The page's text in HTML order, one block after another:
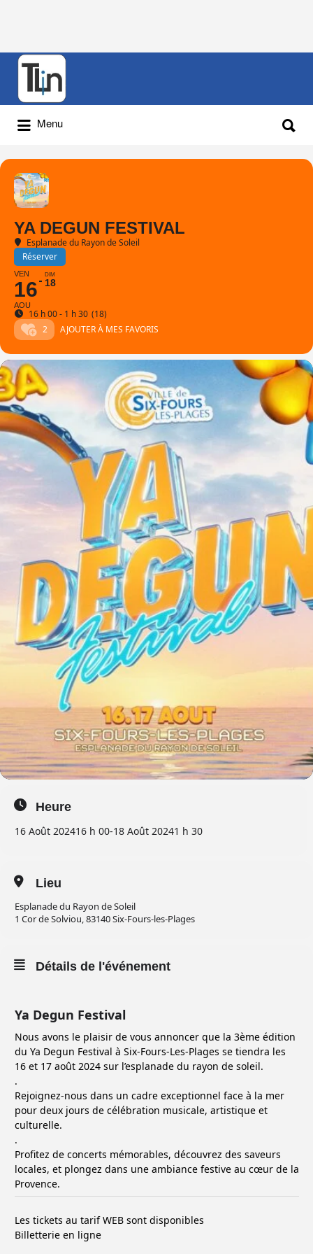
Rechercher
Menu
YA DEGUN FESTIVAL
Esplanade du Rayon de Soleil
Réserver
VEN
16
AOU
DIM
18
16 h 00 - 1 h 30 (18)
2
AJOUTER À MES FAVORIS
Heure
16 Août 202416 h 00-18 Août 20241 h 30
Lieu
Esplanade du Rayon de Soleil
1 Cor de Solviou, 83140 Six-Fours-les-Plages
Détails de l'événement
Ya Degun Festival
Nous avons le plaisir de vous annoncer que la 3ème édition
du Ya Degun Festival à Six-Fours-Les-Plages se tiendra les
16 et 17 août 2024 sur l’esplanade du rayon de soleil.
.
Rejoignez-nous dans un cadre exceptionnel face à la mer
pour deux jours de célébration musicale, artistique et
culturelle.
.
Profitez de concerts mémorables, découvrez des saveurs
locales, et plongez dans une ambiance festive au cœur de la
Provence.
Les tickets au tarif WEB sont disponibles
Billetterie en ligne